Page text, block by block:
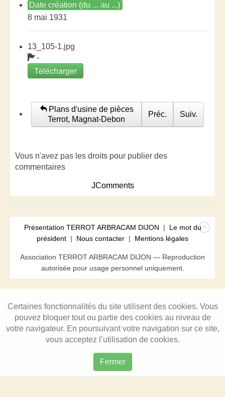
Date création (du ... au ...)
8 mai 1931
13_105-1.jpg
-
Télécharger
Plans d'usine de pièces
Terrot, Magnat-Debon
Préc. Suiv.
Vous n'avez pas les droits pour publier des
commentaires
JComments
Présentation TERROT ARBRACAM DIJON | Le mot du
président | Nous contacter | Mentions légales
Association TERROT ARBRACAM DIJON — Reproduction
autorisée pour usage personnel uniquement.
Certaines fonctionnalités du site utilisent des cookies. Vous
pouvez bloquer tout ou partie des cookies au niveau de
votre navigateur. En poursuivant votre navigation sur ce site,
vous acceptez l’utilisation de cookies.
Fermer